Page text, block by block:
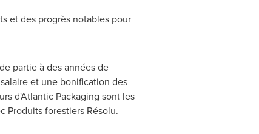
et des progrès notables pour
partie à des années de
et une bonification des
d'Atlantic Packaging sont les
Produits forestiers Résolu.